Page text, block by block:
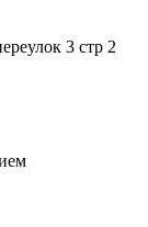
3 стр 2